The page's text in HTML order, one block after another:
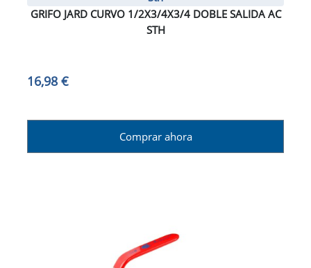
GRIFO JARD CURVO 1/2X3/4X3/4 DOBLE SALIDA AC
STH
16,98 €
Comprar ahora